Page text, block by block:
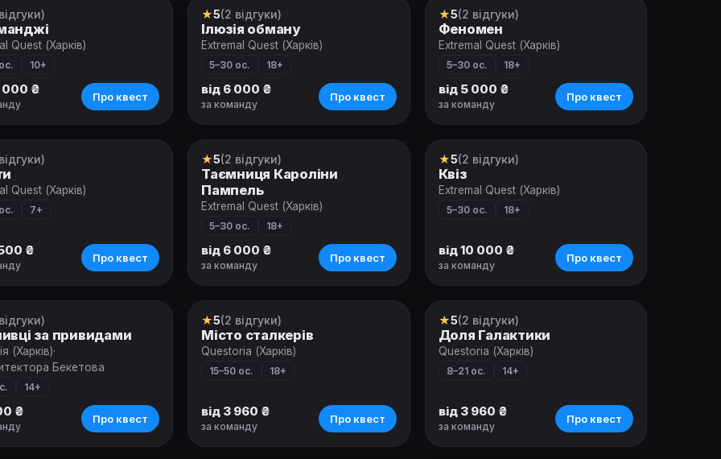
Quest (Харків)
10+
000 ₴ Про квест
Квест-анімація
★5(2 відгуки)
Ілюзія обману
Extremal Quest (Харків)
5–30 ос. 18+
від 6 000 ₴
за команду
Про квест
Квест-анімація
★5(2 відгуки)
Феномен
Extremal Quest (Харків)
5–30 ос. 18+
від 5 000 ₴
за команду
Про квест
Quest (Харків)
7+
₴ Про квест
Міський квест
★5(2 відгуки)
Таємниця Кароліни
Пампель
Extremal Quest (Харків)
5–30 ос. 18+
від 6 000 ₴
за команду
Про квест
Квіз
★5(2 відгуки)
Квіз
Extremal Quest (Харків)
5–30 ос. 18+
від 10 000 ₴
за команду
Про квест
за привидами
(Харків)·
Бекетова
14+
₴ Про квест
Ролевой квест
★5(2 відгуки)
Місто сталкерів
Questoria (Харків)
15–50 ос. 18+
від 3 960 ₴
за команду
Про квест
Ролевой квест
★5(2 відгуки)
Доля Галактики
Questoria (Харків)
8–21 ос. 14+
від 3 960 ₴
за команду
Про квест